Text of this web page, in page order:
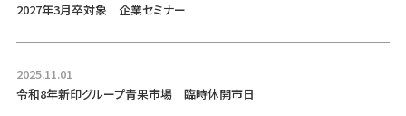
2027年3月卒対象 企業セミナー
2025.11.01
令和8年新印グループ青果市場 臨時休開市日